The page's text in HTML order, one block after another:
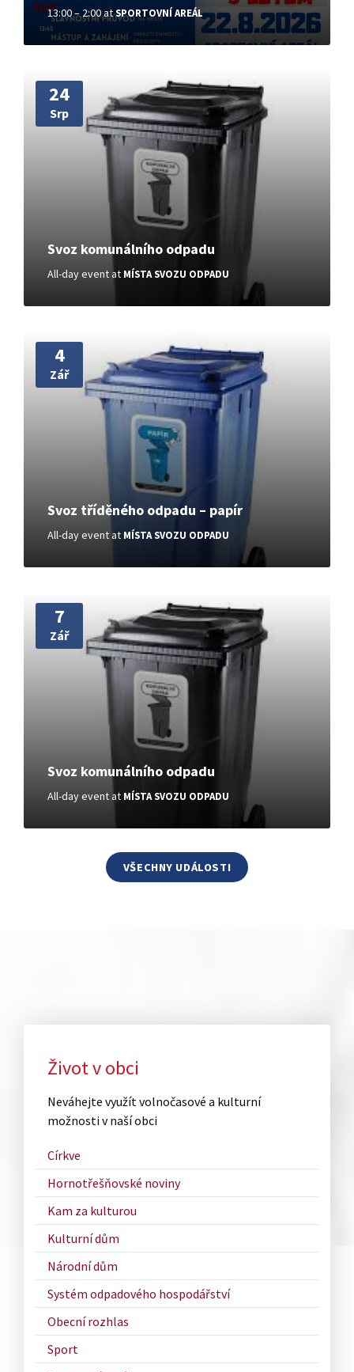
13:00 – 2:00atSPORTOVNÍ AREÁL
24
Srp
Svoz komunálního odpadu
All-day event at MÍSTA SVOZU ODPADU
More
4
Zář
Svoz tříděného odpadu – papír
All-day eventat MÍSTA SVOZU ODPADU
More
7
Zář
Svoz komunálního odpadu
All-day event at MÍSTA SVOZU ODPADU
More
VŠECHNY UDÁLOSTI
Sitemap
Život v obci
Neváhejte využít volnočasové a kulturní
možnosti v naší obci
Církve
Hornotřešňovské noviny
Kam za kulturou
Kulturní dům
Národní dům
Systém odpadového hospodářství
Obecní rozhlas
Sport